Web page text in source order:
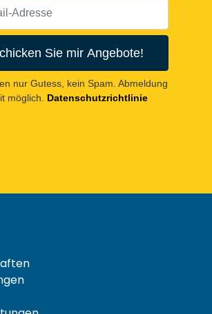
Sie mir Angebote!
nur Gutess, kein Spam. Abmeldung
möglich.
Datenschutzrichtlinie